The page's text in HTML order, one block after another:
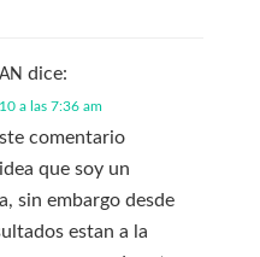
dice:
a las 7:36 am
comentario
que soy un
sin embargo desde
estan a la